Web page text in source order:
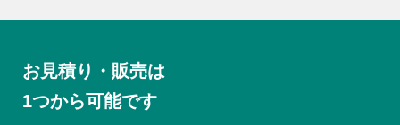
お見積り・販売は
1つから可能です